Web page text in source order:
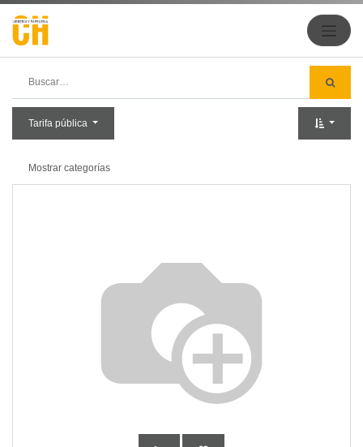
Tarifa pública
Mostrar categorías